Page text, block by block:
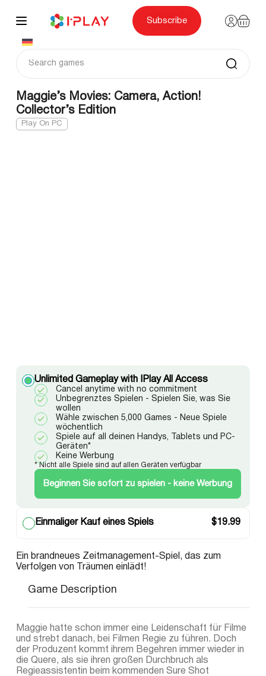
content
Subscribe
Maggie’s Movies: Camera, Action!
Collector’s Edition
Play On PC
Unlimited Gameplay with IPlay All Access
Cancel anytime with no commitment
Unbegrenztes Spielen - Spielen Sie, was Sie
wollen
Wähle zwischen 5,000 Games - Neue Spiele
wöchentlich
Spiele auf all deinen Handys, Tablets und PC-
Geräten*
Keine Werbung
* Nicht alle Spiele sind auf allen Geräten verfügbar
Beginnen Sie sofort zu spielen - keine Werbung
Einmaliger Kauf eines Spiels $19.99
Ein brandneues Zeitmanagement-Spiel, das zum
Verfolgen von Träumen einlädt!
Game Description
Maggie hatte schon immer eine Leidenschaft für Filme
und strebt danach, bei Filmen Regie zu führen. Doch
der Produzent kommt ihrem Begehren immer wieder in
die Quere, als sie ihren großen Durchbruch als
Regieassistentin beim kommenden Sure Shot